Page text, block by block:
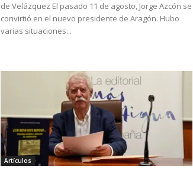
de Velázquez El pasado 11 de agosto, Jorge Azcón se
convirtió en el nuevo presidente de Aragón. Hubo
varias situaciones...
Artículos